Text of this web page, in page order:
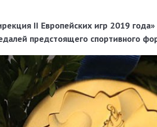
II Европейских игр 2019 года»
предстоящего спортивного